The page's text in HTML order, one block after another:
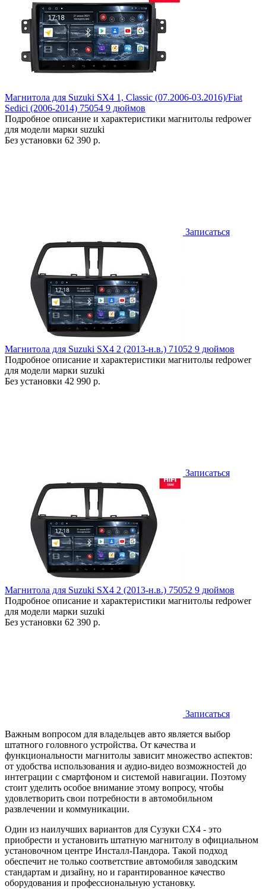
Магнитола для Suzuki SX4 1, Classic (07.2006-03.2016)/Fiat
Sedici (2006-2014) 75054 9 дюймов
Подробное описание и характеристики магнитолы redpower
для модели марки suzuki
Без установки 62 390 р.
Записаться
Магнитола для Suzuki SX4 2 (2013-н.в.) 71052 9 дюймов
Подробное описание и характеристики магнитолы redpower
для модели марки suzuki
Без установки 42 990 р.
Записаться
Магнитола для Suzuki SX4 2 (2013-н.в.) 75052 9 дюймов
Подробное описание и характеристики магнитолы redpower
для модели марки suzuki
Без установки 62 390 р.
Записаться
Важным вопросом для владельцев авто является выбор
штатного головного устройства. От качества и
функциональности магнитолы зависит множество аспектов:
от удобства использования и аудио-видео возможностей до
интеграции с смартфоном и системой навигации. Поэтому
стоит уделить особое внимание этому вопросу, чтобы
удовлетворить свои потребности в автомобильном
развлечении и коммуникации.
Один из наилучших вариантов для Сузуки СХ4 - это
приобрести и установить штатную магнитолу в официальном
установочном центре Инсталл-Пандора. Такой подход
обеспечит не только соответствие автомобиля заводским
стандартам и дизайну, но и гарантированное качество
оборудования и профессиональную установку.